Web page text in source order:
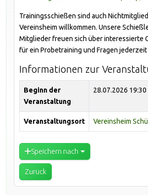
Trainingsschießen sind auch
Vereinsheim willkommen. Unsere
Mitglieder freuen sich über interessierte
für ein Probetraining und Fragen
Informationen zur
Beginn der
Veranstaltung
28.07.2026 19:30
Veranstaltungsort Vereinsheim
Speichern nach
Zurück